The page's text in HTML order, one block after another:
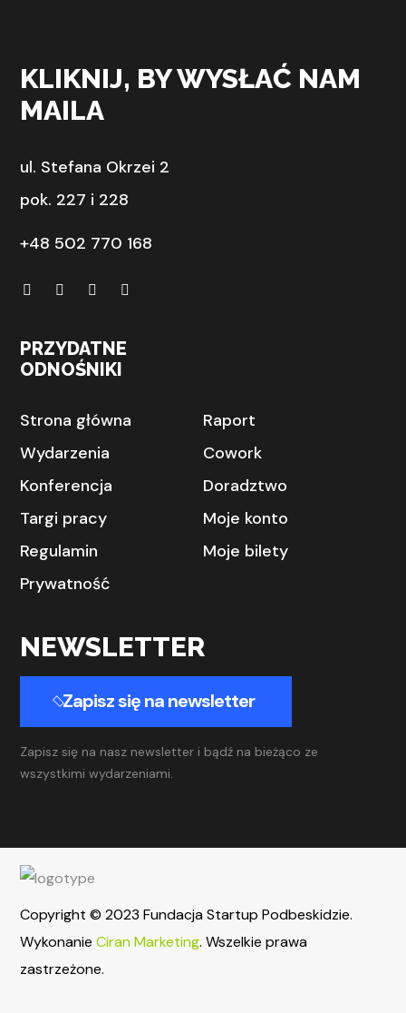
KLIKNIJ, BY WYSŁAĆ NAM
MAILA
ul. Stefana Okrzei 2
pok. 227 i 228
+48 502 770 168
PRZYDATNE
ODNOŚNIKI
Strona główna
Wydarzenia
Konferencja
Targi pracy
Regulamin
Prywatność
Raport
Cowork
Doradztwo
Moje konto
Moje bilety
NEWSLETTER
Zapisz się na newsletter
Zapisz się na nasz newsletter i bądź na bieżąco ze
wszystkimi wydarzeniami.
Copyright © 2023 Fundacja Startup Podbeskidzie.
WykonanieCiran Marketing. Wszelkie prawa
zastrzeżone.